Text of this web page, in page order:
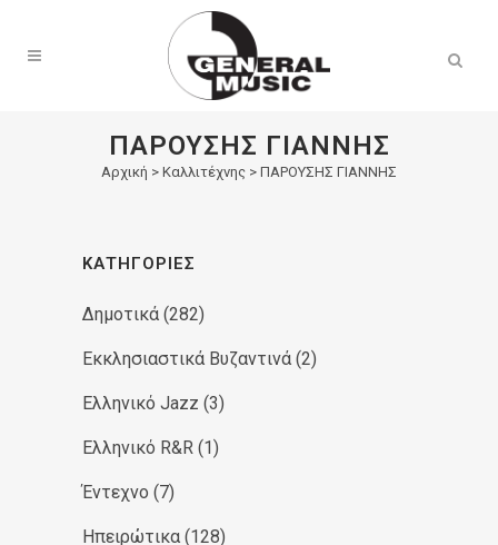
ΠΑΡΟΥΣΗΣ ΓΙΑΝΝΗΣ
Αρχική > Καλλιτέχνης > ΠΑΡΟΥΣΗΣ ΓΙΑΝΝΗΣ
ΚΑΤΗΓΟΡΊΕΣ
Δημοτικά (282)
Εκκλησιαστικά Βυζαντινά (2)
Ελληνικό Jazz (3)
Ελληνικό R&R (1)
Έντεχνο (7)
Ηπειρώτικα (128)